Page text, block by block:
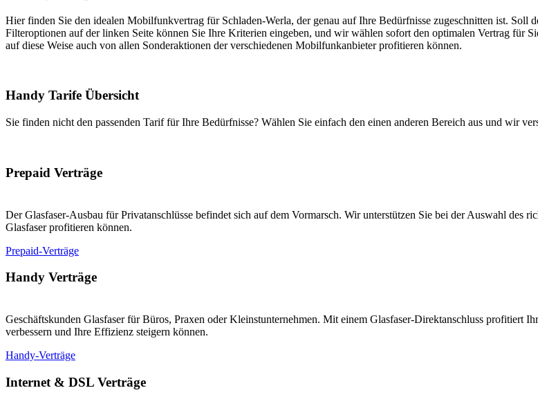
Hier finden Sie den idealen Mobilfunkvertrag für Schladen-Werla, der genau auf Ihre Bedürfnisse zugeschnitten ist.
Filteroptionen auf der linken Seite können Sie Ihre Kriterien eingeben, und wir wählen sofort den optimalen Vertrag für
auf diese Weise auch von allen Sonderaktionen der verschiedenen Mobilfunkanbieter profitieren können.
Handy Tarife Übersicht
Sie finden nicht den passenden Tarif für Ihre Bedürfnisse? Wählen Sie einfach den einen anderen Bereich aus und wir
Prepaid Verträge
Der Glasfaser-Ausbau für Privatanschlüsse befindet sich auf dem Vormarsch. Wir unterstützen Sie bei der Auswahl des
Glasfaser profitieren können.
Prepaid-Verträge
Handy Verträge
Geschäftskunden Glasfaser für Büros, Praxen oder Kleinstunternehmen. Mit einem Glasfaser-Direktanschluss profitiert
verbessern und Ihre Effizienz steigern können.
Handy-Verträge
Internet & DSL Verträge